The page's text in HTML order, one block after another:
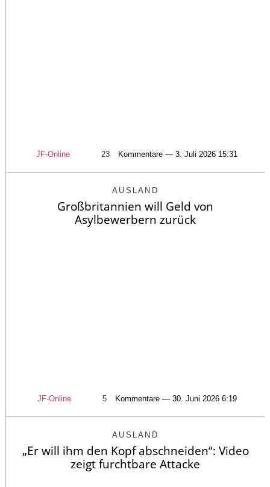
JF-Online 23 Kommentare — 3. Juli 2026 15:31
AUSLAND
Großbritannien will Geld von
Asylbewerbern zurück
JF-Online 5 Kommentare — 30. Juni 2026 6:19
AUSLAND
„Er will ihm den Kopf abschneiden“: Video
zeigt furchtbare Attacke